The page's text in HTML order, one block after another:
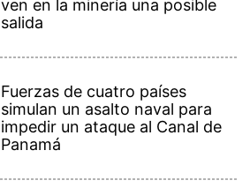
ven en la minería una posible
salida
Fuerzas de cuatro países
simulan un asalto naval para
impedir un ataque al Canal de
Panamá